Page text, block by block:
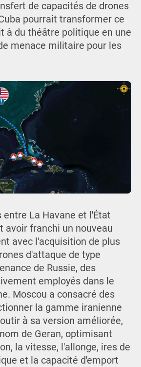
de capacités de drones
pourrait transformer ce
à du théâtre politique en une
menace militaire pour les
La Havane et l'État
avoir franchi un nouveau
avec l'acquisition de plus
d'attaque de type
de Russie, des
employés dans le
Moscou a consacré des
la gamme iranienne
à sa version améliorée,
de Geran, optimisant
la vitesse, l'allonge, ires de
et la capacité d'emport